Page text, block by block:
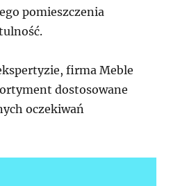
pomieszczenia
firma Meble
dostosowane
oczekiwań